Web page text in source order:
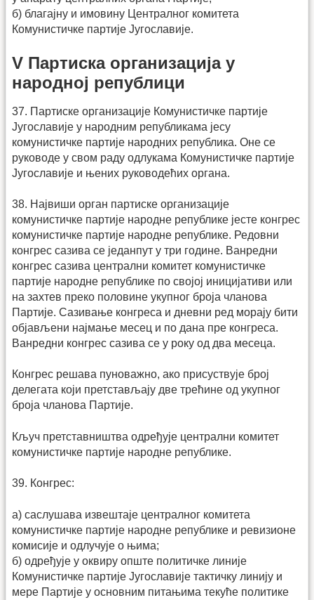
б) благајну и имовину Централног комитета
Комунистичке партије Југославије.
V Партиска организација у
народној републици
37. Партиске организације Комунистичке партије
Југославије у народним републикама јесу
комунистичке партије народних република. Оне се
руководе у свом раду одлукама Комунистичке партије
Југославије и њених руководећих органа.
38. Највиши орган партиске организације
комунистичке партије народне републике јесте конгрес
комунистичке партије народне републике. Редовни
конгрес сазива се једанпут у три године. Ванредни
конгрес сазива централни комитет комунистичке
партије народне републике по својој иницијативи или
на захтев преко половине укупног броја чланова
Партије. Сазивање конгреса и дневни ред морају бити
објављени најмање месец и по дана пре конгреса.
Ванредни конгрес сазива се у року од два месеца.
Конгрес решава пуноважно, ако присуствује број
делегата који претстављају две трећине од укупног
броја чланова Партије.
Кључ претставништва одређује централни комитет
комунистичке партије народне републике.
39. Конгрес:
а) саслушава извештаје централног комитета
комунистичке партије народне републике и ревизионе
комисије и одлучује о њима;
б) одређује у оквиру опште политичке линије
Комунистичке партије Југославије тактичку линију и
мере Партије у основним питањима текуће политике